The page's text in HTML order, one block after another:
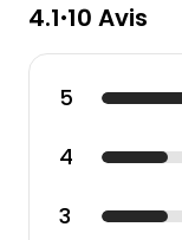
4.1•10 Avis
5
4
3